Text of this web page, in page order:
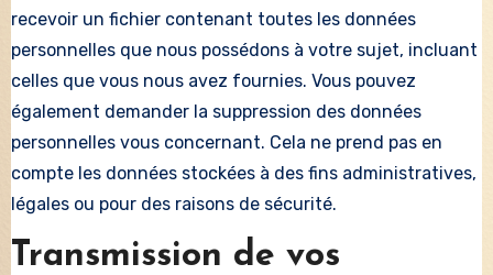
recevoir un fichier contenant toutes les données
personnelles que nous possédons à votre sujet, incluant
celles que vous nous avez fournies. Vous pouvez
également demander la suppression des données
personnelles vous concernant. Cela ne prend pas en
compte les données stockées à des fins administratives,
légales ou pour des raisons de sécurité.
Transmission de vos